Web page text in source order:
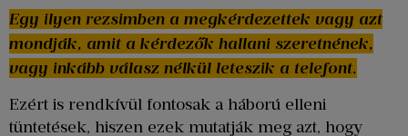
Egy ilyen rezsimben a megkérdezettek vagy azt
mondják, amit a kérdezők hallani szeretnének,
vagy inkább válasz nélkül leteszik a telefont.
Ezért is rendkívül fontosak a háború elleni
tüntetések, hiszen ezek mutatják meg azt, hogy